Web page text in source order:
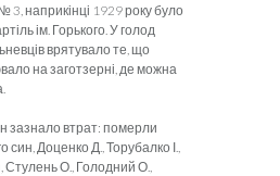
3, наприкінці 1929 року було
ім. Горького. У голод
врятувало те, що
на заготзерні, де можна
зазнало втрат: померли
син, Доценко Д., Торубалко І.,
О., Голодний О.,